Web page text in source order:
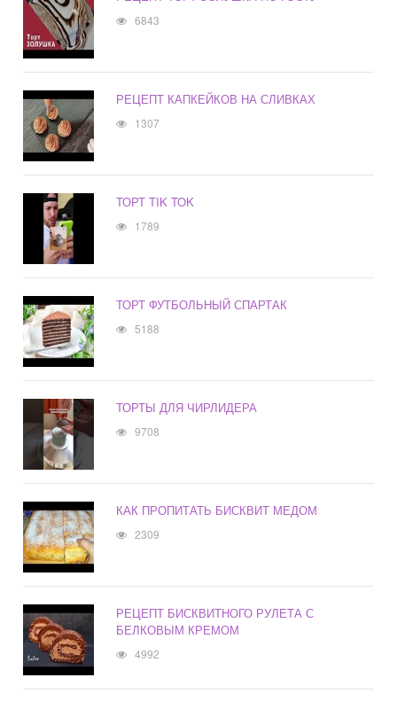
6843
РЕЦЕПТ КАПКЕЙКОВ НА СЛИВКАХ
1307
ТОРТ TIK TOK
1789
ТОРТ ФУТБОЛЬНЫЙ СПАРТАК
5188
ТОРТЫ ДЛЯ ЧИРЛИДЕРА
9708
КАК ПРОПИТАТЬ БИСКВИТ МЕДОМ
2309
РЕЦЕПТ БИСКВИТНОГО РУЛЕТА С
БЕЛКОВЫМ КРЕМОМ
4992